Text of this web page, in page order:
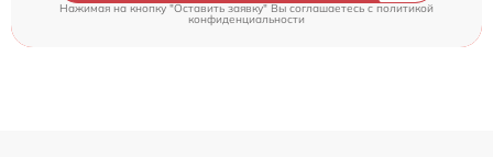
Нажимая на кнопку "Оставить заявку" Вы соглашаетесь c политикой
конфиденциальности